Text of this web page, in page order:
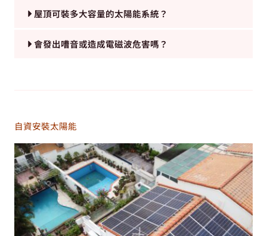
屋頂可裝多大容量的太陽能系統？
會發出嘈音或造成電磁波危害嗎？
自資安裝太陽能